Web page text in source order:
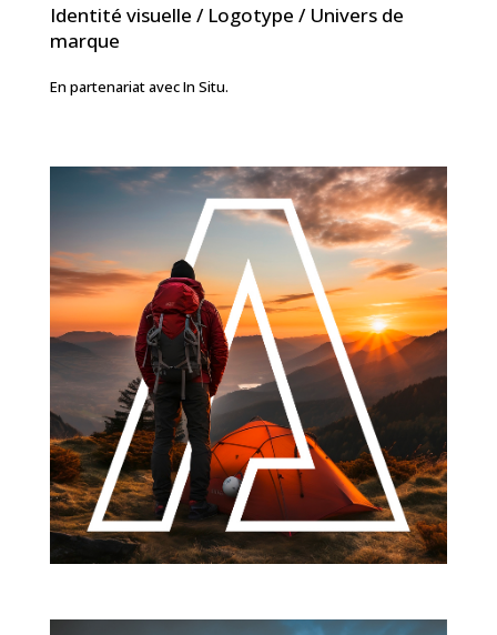
Identité visuelle / Logotype / Univers de
marque
En partenariat avec In Situ.